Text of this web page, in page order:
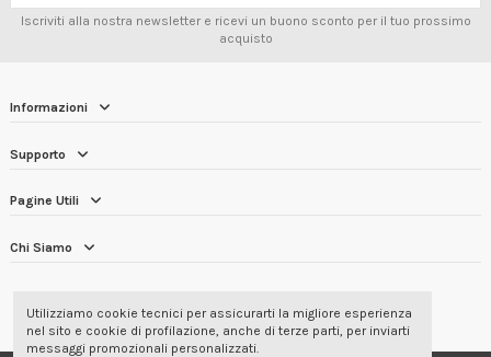
Iscriviti alla nostra newsletter e ricevi un buono sconto per il tuo prossimo
acquisto
Informazioni
Supporto
Pagine Utili
Chi Siamo
RECENSIONI DEI CLIENTI 4.7/5
Utilizziamo cookie tecnici per assicurarti la migliore esperienza
nel sito e cookie di profilazione, anche di terze parti, per inviarti
messaggi promozionali personalizzati.